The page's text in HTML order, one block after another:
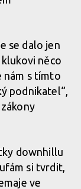
se dalo jen
něco
nám s tímto
podnikatel“,
downhillu
si tvrdit,
ve